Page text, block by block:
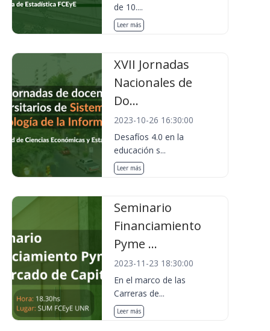
de 10....
Leer más
XVII Jornadas
Nacionales de
Do...
2023-10-26 16:30:00
Desafíos 4.0 en la
educación s...
Leer más
Seminario
Financiamiento
Pyme ...
2023-11-23 18:30:00
En el marco de las
Carreras de...
Leer más